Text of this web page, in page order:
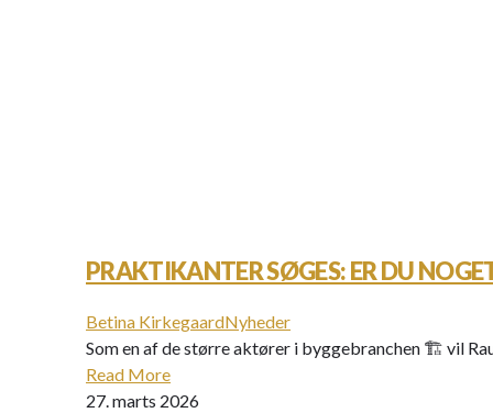
PRAKTIKANTER SØGES: ER DU
Betina KirkegaardNyheder
Som en af de større aktører i byggebranchen 🏗️ vil
Read More
27. marts 2026